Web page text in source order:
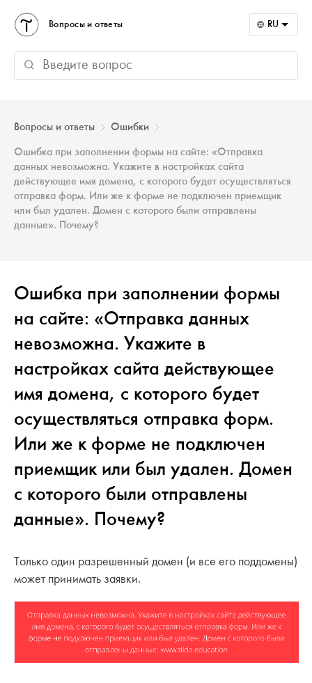
Вопросы и ответы RU
Вопросы и ответы Ошибки
Ошибка при заполнении формы на сайте: «Отправка
данных невозможна. Укажите в настройках сайта
действующее имя домена, с которого будет осуществляться
отправка форм. Или же к форме не подключен приемщик
или был удален. Домен с которого были отправлены
данные». Почему?
Ошибка при заполнении формы
на сайте: «Отправка данных
невозможна. Укажите в
настройках сайта действующее
имя домена, с которого будет
осуществляться отправка форм.
Или же к форме не подключен
приемщик или был удален. Домен
с которого были отправлены
данные». Почему?
Только один разрешенный домен (и все его поддомены)
может принимать заявки.